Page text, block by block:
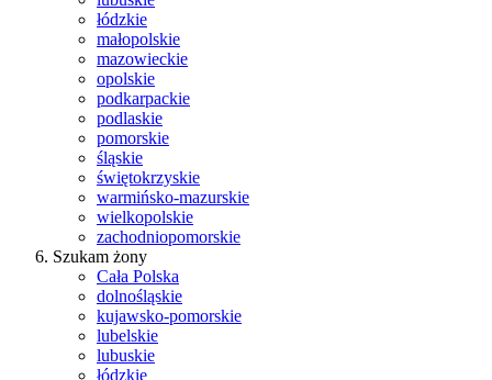
łódzkie
małopolskie
mazowieckie
opolskie
podkarpackie
podlaskie
pomorskie
śląskie
świętokrzyskie
warmińsko-mazurskie
wielkopolskie
zachodniopomorskie
Szukam żony
Cała Polska
dolnośląskie
kujawsko-pomorskie
lubelskie
lubuskie
łódzkie